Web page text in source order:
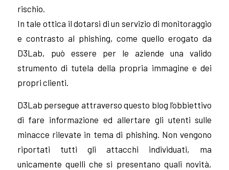
rischio.
In tale ottica il dotarsi di un servizio di monitoraggio
e contrasto al phishing, come quello erogato da
D3Lab, può essere per le aziende una valido
strumento di tutela della propria immagine e dei
propri clienti.
D3Lab persegue attraverso questo blog l’obbiettivo
di fare informazione ed allertare gli utenti sulle
minacce rilevate in tema di phishing. Non vengono
riportati tutti gli attacchi individuati, ma
unicamente quelli che si presentano quali novità,